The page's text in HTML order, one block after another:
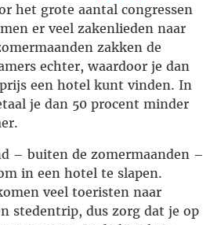
het grote aantal congressen
er veel zakenlieden naar
zakken de
echter, waardoor je dan
een hotel kunt vinden. In
je dan 50 procent minder
– buiten de zomermaanden –
in een hotel te slapen.
veel toeristen naar
stedentrip, dus zorg dat je op